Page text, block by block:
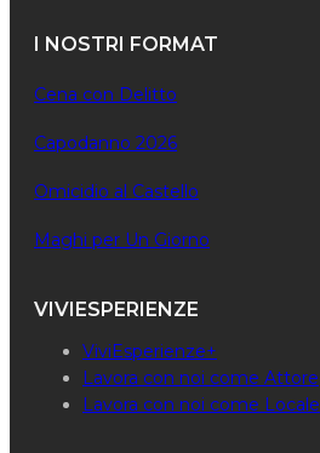
I NOSTRI FORMAT
Cena con Delitto
Capodanno 2026
Omicidio al Castello
Maghi per Un Giorno
VIVIESPERIENZE
ViviEsperienze+
Lavora con noi come Attore
Lavora con noi come Locale